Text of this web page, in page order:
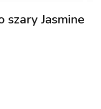
szary Jasmine